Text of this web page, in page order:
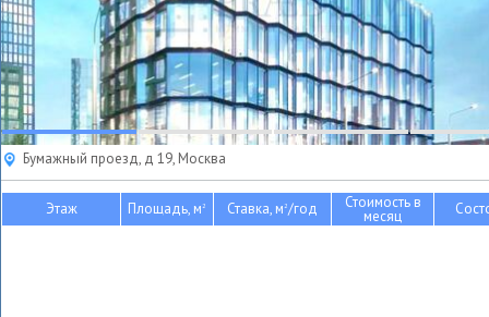
Бумажный проезд, д 19, Москва
Этаж Площадь, м2 Ставка, м2/год Стоимость в
месяц